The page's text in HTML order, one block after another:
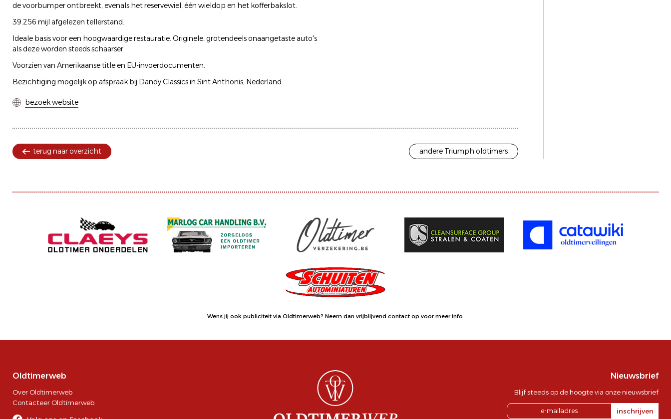
de voorbumper ontbreekt, evenals het reservewiel, één wieldop en het kofferbakslot.
39.256 mijl afgelezen tellerstand.
Ideale basis voor een hoogwaardige restauratie. Originele, grotendeels onaangetaste auto's
als deze worden steeds schaarser.
Voorzien van Amerikaanse title en EU-invoerdocumenten.
Bezichtiging mogelijk op afspraak bij Dandy Classics in Sint Anthonis, Nederland.
bezoek website
terug naar overzicht andere Triumph oldtimers
Wens jij ook publiciteit via Oldtimerweb? Neem dan vrijblijvend contact op voor meer info.
Oldtimerweb
Over Oldtimerweb
Contacteer Oldtimerweb
Nieuwsbrief
Blijf steeds op de hoogte via onze nieuwsbrief
inschrijven